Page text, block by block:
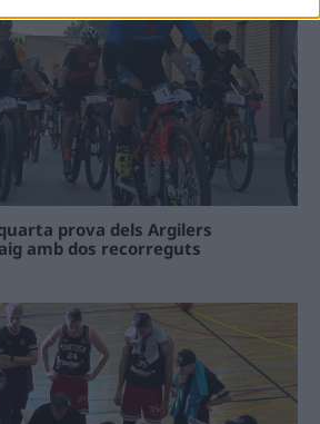
prova dels Argilers
amb dos recorreguts